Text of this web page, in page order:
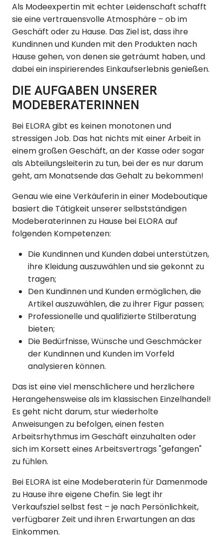
Als Modeexpertin mit echter Leidenschaft schafft
sie eine vertrauensvolle Atmosphäre – ob im
Geschäft oder zu Hause. Das Ziel ist, dass ihre
Kundinnen und Kunden mit den Produkten nach
Hause gehen, von denen sie geträumt haben, und
dabei ein inspirierendes Einkaufserlebnis genießen.
DIE AUFGABEN UNSERER
MODEBERATERINNEN
Bei ELORA gibt es keinen monotonen und
stressigen Job. Das hat nichts mit einer Arbeit in
einem großen Geschäft, an der Kasse oder sogar
als Abteilungsleiterin zu tun, bei der es nur darum
geht, am Monatsende das Gehalt zu bekommen!
Genau wie eine Verkäuferin in einer Modeboutique
basiert die Tätigkeit unserer selbstständigen
Modeberaterinnen zu Hause bei ELORA auf
folgenden Kompetenzen:
Die Kundinnen und Kunden dabei unterstützen,
ihre Kleidung auszuwählen und sie gekonnt zu
tragen;
Den Kundinnen und Kunden ermöglichen, die
Artikel auszuwählen, die zu ihrer Figur passen;
Professionelle und qualifizierte Stilberatung
bieten;
Die Bedürfnisse, Wünsche und Geschmäcker
der Kundinnen und Kunden im Vorfeld
analysieren können.
Das ist eine viel menschlichere und herzlichere
Herangehensweise als im klassischen Einzelhandel!
Es geht nicht darum, stur wiederholte
Anweisungen zu befolgen, einen festen
Arbeitsrhythmus im Geschäft einzuhalten oder
sich im Korsett eines Arbeitsvertrags "gefangen"
zu fühlen.
Bei ELORA ist eine Modeberaterin für Damenmode
zu Hause ihre eigene Chefin. Sie legt ihr
Verkaufsziel selbst fest – je nach Persönlichkeit,
verfügbarer Zeit und ihren Erwartungen an das
Einkommen.